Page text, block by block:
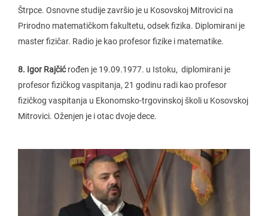
Štrpce. Osnovne studije završio je u Kosovskoj Mitrovici na
Prirodno matematičkom fakultetu, odsek fizika. Diplomirani je
master fizičar. Radio je kao profesor fizike i matematike.
8. Igor Rajčićrođen je 19.09.1977. u Istoku, diplomirani je
profesor fizičkog vaspitanja, 21 godinu radi kao profesor
fizičkog vaspitanja u Ekonomsko-trgovinskoj školi u Kosovskoj
Mitrovici. Oženjen je i otac dvoje dece.